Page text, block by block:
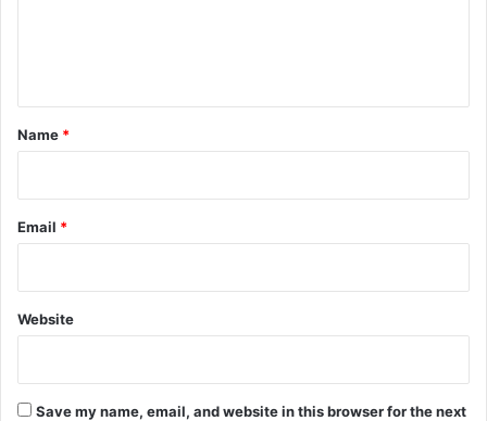
*
Name *
Email *
Website
Save my name, email, and website in this browser for the next